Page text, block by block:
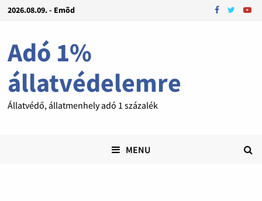
2026.08.09. - Emõd
Adó 1%
állatvédelemre
Állatvédő, állatmenhely adó 1 százalék
MENU